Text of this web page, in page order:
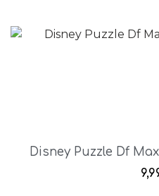
Disney Puzzle Df